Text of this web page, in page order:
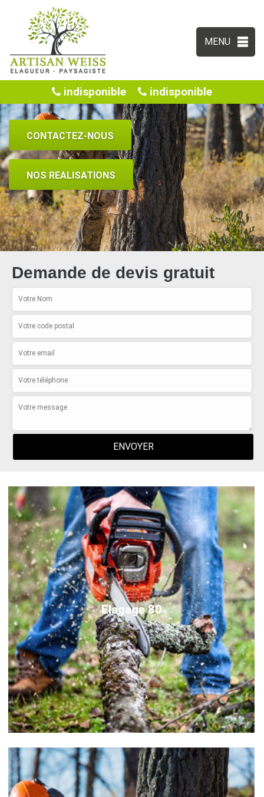
MENU
indisponible indisponible
CONTACTEZ-NOUS
NOS REALISATIONS
Demande de devis gratuit
Elagage 80